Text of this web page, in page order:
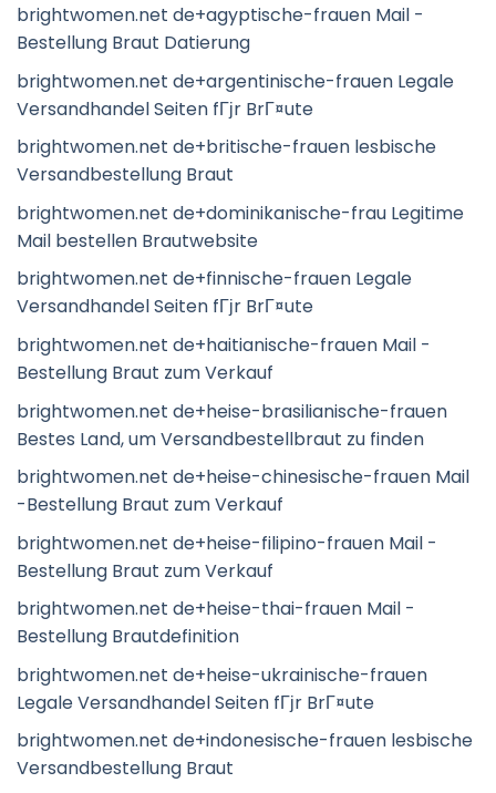
brightwomen.net de+agyptische-frauen Mail -
Bestellung Braut Datierung
brightwomen.net de+argentinische-frauen Legale
Versandhandel Seiten fГјr BrГ¤ute
brightwomen.net de+britische-frauen lesbische
Versandbestellung Braut
brightwomen.net de+dominikanische-frau Legitime
Mail bestellen Brautwebsite
brightwomen.net de+finnische-frauen Legale
Versandhandel Seiten fГјr BrГ¤ute
brightwomen.net de+haitianische-frauen Mail -
Bestellung Braut zum Verkauf
brightwomen.net de+heise-brasilianische-frauen
Bestes Land, um Versandbestellbraut zu finden
brightwomen.net de+heise-chinesische-frauen Mail
-Bestellung Braut zum Verkauf
brightwomen.net de+heise-filipino-frauen Mail -
Bestellung Braut zum Verkauf
brightwomen.net de+heise-thai-frauen Mail -
Bestellung Brautdefinition
brightwomen.net de+heise-ukrainische-frauen
Legale Versandhandel Seiten fГјr BrГ¤ute
brightwomen.net de+indonesische-frauen lesbische
Versandbestellung Braut